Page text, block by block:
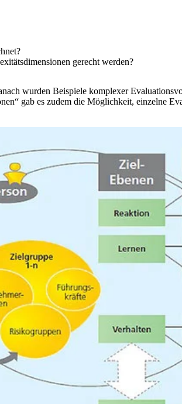
gerecht werden?
wurden Beispiele komplexer
gab es zudem die Möglichkeit, einzelne